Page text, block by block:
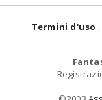
Termini d'uso